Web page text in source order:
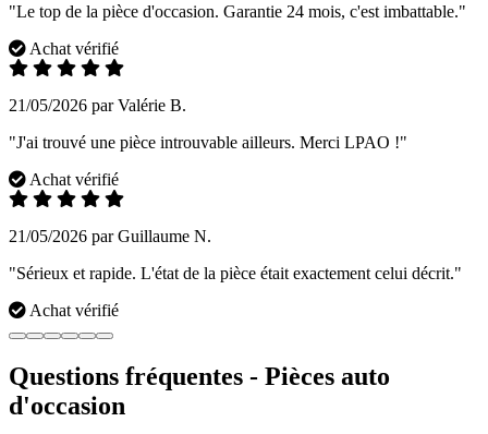
"Le top de la pièce d'occasion. Garantie 24 mois, c'est imbattable."
Achat vérifié
21/05/2026 par Valérie B.
"J'ai trouvé une pièce introuvable ailleurs. Merci LPAO !"
Achat vérifié
21/05/2026 par Guillaume N.
"Sérieux et rapide. L'état de la pièce était exactement celui décrit."
Achat vérifié
Questions fréquentes - Pièces auto
d'occasion